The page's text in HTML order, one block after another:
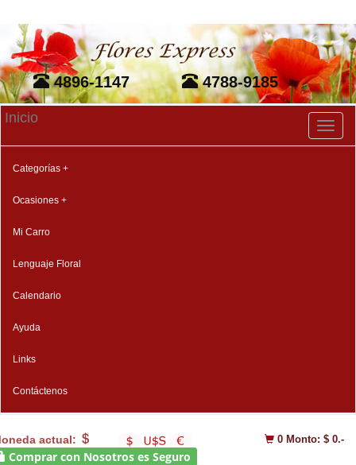
4896-1147 4788-9185
Inicio
Categorías +
Ocasiones +
Mi Carro
Lenguaje Floral
Calendario
Ayuda
Links
Contáctenos
actual: 0 Monto: $ 0.-
Comprar con Nosotros es Seguro